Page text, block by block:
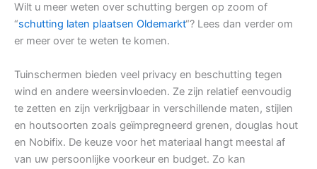
Wilt u meer weten over schutting bergen op zoom of
“schutting laten plaatsen Oldemarkt“? Lees dan verder om
er meer over te weten te komen.
Tuinschermen bieden veel privacy en beschutting tegen
wind en andere weersinvloeden. Ze zijn relatief eenvoudig
te zetten en zijn verkrijgbaar in verschillende maten, stijlen
en houtsoorten zoals geïmpregneerd grenen, douglas hout
en Nobifix. De keuze voor het materiaal hangt meestal af
van uw persoonlijke voorkeur en budget. Zo kan